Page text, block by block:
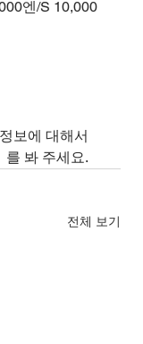
엔/S 10,000
보에 대해서
를 봐 주세요.
전체 보기